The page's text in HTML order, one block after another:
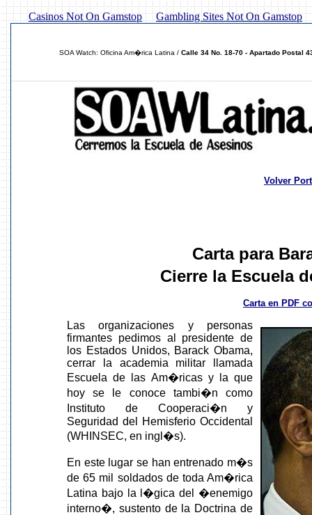
Casinos Not On Gamstop Gambling Sites Not On Gamstop
SOA Watch: Oficina Am�rica Latina / Calle 34 No. 18-70 - Apartado Postal
Volver
Carta para
Cierre la Escuela
Carta en PDF
Las organizaciones y personas
firmantes pedimos al presidente de
los Estados Unidos, Barack Obama,
cerrar la academia militar llamada
Escuela de las Am�ricas y la que
hoy se le conoce tambi�n como
Instituto de Cooperaci�n y
Seguridad del Hemisferio Occidental
(WHINSEC, en ingl�s).
En este lugar se han entrenado m�s
de 65 mil soldados de toda Am�rica
Latina bajo la l�gica del �enemigo
interno�, sustento de la Doctrina de